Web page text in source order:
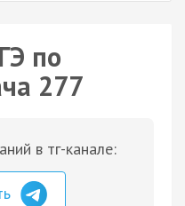
по
277
в тг-канале: